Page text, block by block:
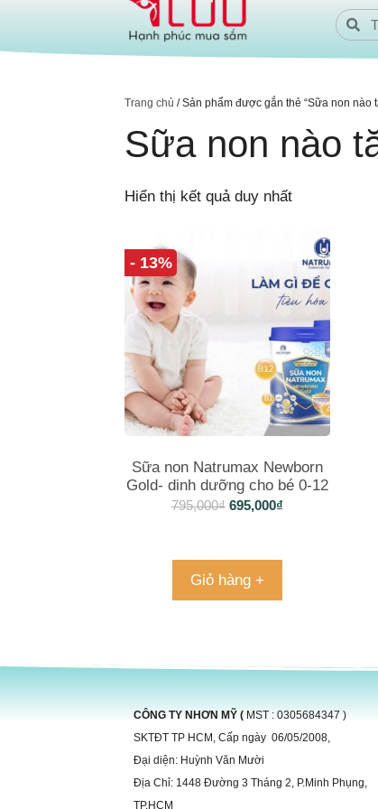
Trang chủ / Sản phẩm được gắn thẻ “Sữa non nào
Sữa non nào
Hiển thị kết quả duy nhất
- 13%
Sữa non Natrumax Newborn
Gold- dinh dưỡng cho bé 0-12
tháng tuổi
795,000₫ 695,000₫
Giỏ hàng +
CÔNG TY NHƠN MỸ ( MST : 0305684347 )
SKTĐT TP HCM, Cấp ngày 06/05/2008,
Đại diện: Huỳnh Văn Mười
Địa Chỉ: 1448 Đường 3 Tháng 2, P.Minh Phụng,
TP.HCM